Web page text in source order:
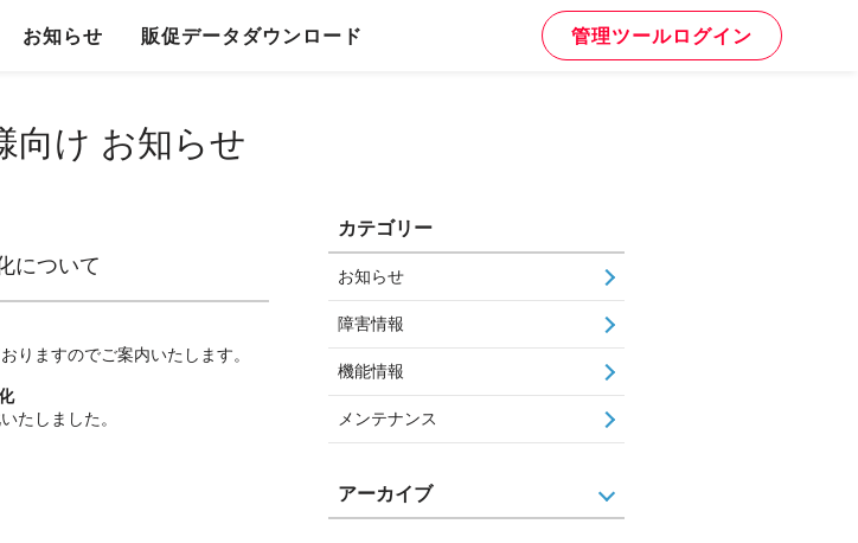
お知らせ 販促データダウンロード 管理ツールログイン
向け お知らせ
について
りますのでご案内いたします。
たしました。
カテゴリー
お知らせ
障害情報
機能情報
メンテナンス
アーカイブ